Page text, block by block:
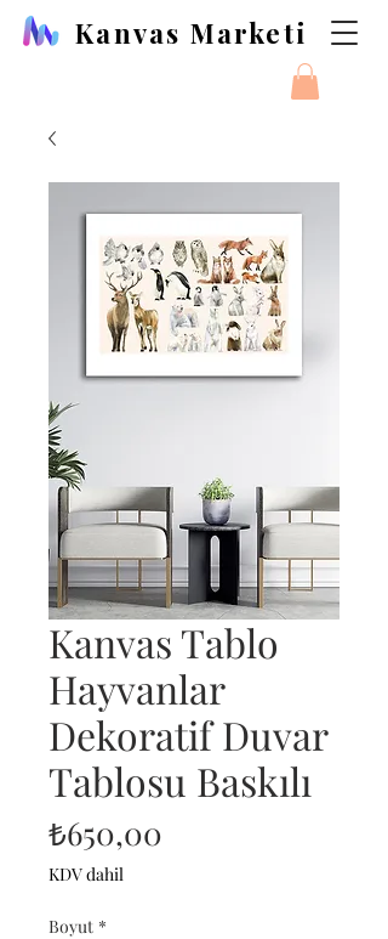
Kanvas Marketi
Kanvas Tablo
Hayvanlar
Dekoratif Duvar
Tablosu Baskılı
₺650,00
KDV dahil
Boyut *